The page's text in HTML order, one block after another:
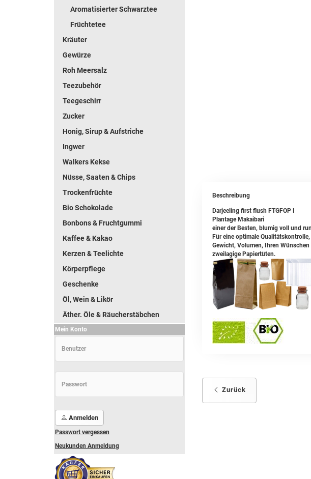
Beschreibung
Darjeeling first flush FTGFOP I
Plantage Makaibari
einer der Besten, blumig voll und
Für eine optimale
Gewicht, Volumen, Ihren
zweilagige Papiertüten.
Zurück
Aromatisierter Schwarztee
Früchtetee
Kräuter
Gewürze
Roh Meersalz
Teezubehör
Teegeschirr
Zucker
Honig, Sirup & Aufstriche
Ingwer
Walkers Kekse
Nüsse, Saaten & Chips
Trockenfrüchte
Bio Schokolade
Bonbons & Fruchtgummi
Kaffee & Kakao
Kerzen & Teelichte
Körperpflege
Geschenke
Öl, Wein & Likör
Äther. Öle & Räucherstäbchen
Mein Konto
Anmelden
Passwort vergessen
Neukunden Anmeldung